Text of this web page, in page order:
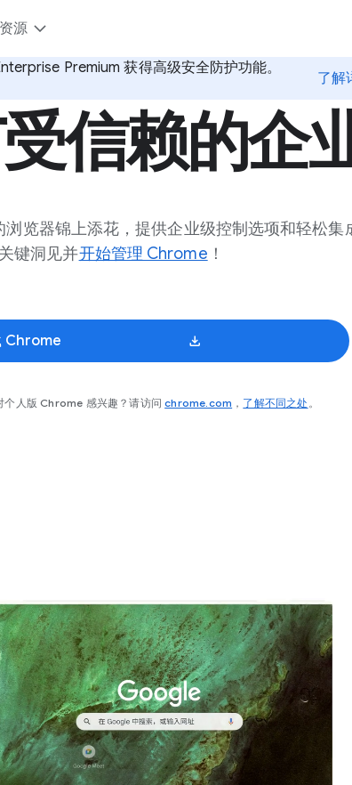
资源
Premium 获得高级安全防护功能。
了解
信赖的企
览器锦上添花，提供企业级控制选项和轻松集
键洞见并开始管理 Chrome ！
Chrome
个人版 Chrome 感兴趣？请访问chrome.com ， 了解不同之处 。